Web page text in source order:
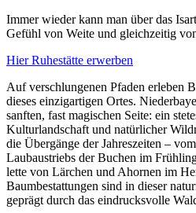
Immer wieder kann man über das
Gefühl von Weite und gleich­zei­tig
Hier Ruhe­stätte erwerben
Auf verschlun­ge­nen Pfaden erle­ben
dieses einzig­ar­ti­gen Ortes.
sanf­ten, fast magi­schen Seite: ein
Kultur­land­schaft und natür­li­cher
die Über­gänge der Jahres­zei­ten –
Laubau­striebs der Buchen im
lette von Lärchen und Ahor­nen im
Baum­be­stat­tun­gen sind in dieser
geprägt durch das eindrucks­volle